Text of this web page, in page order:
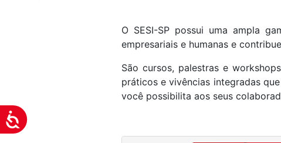
um
leitor
de
Acessibilidade
O SESI-SP possui uma ampla
empresariais e humanas e
São cursos, palestras e
práticos e vivências integradas
você possibilita aos seus